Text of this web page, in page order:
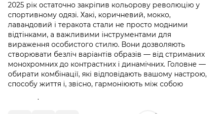
2025 рік остаточно закріпив кольорову революцію у
спортивному одязі. Хакі, коричневий, мокко,
лавандовий і теракота стали не просто модними
відтінками, а важливими інструментами для
вираження особистого стилю. Вони дозволяють
створювати безліч варіантів образів — від стриманих
монохромних до контрастних і динамічних. Головне —
обирати комбінації, які відповідають вашому настрою,
способу життя і, звісно, гармоніюють між собою
.